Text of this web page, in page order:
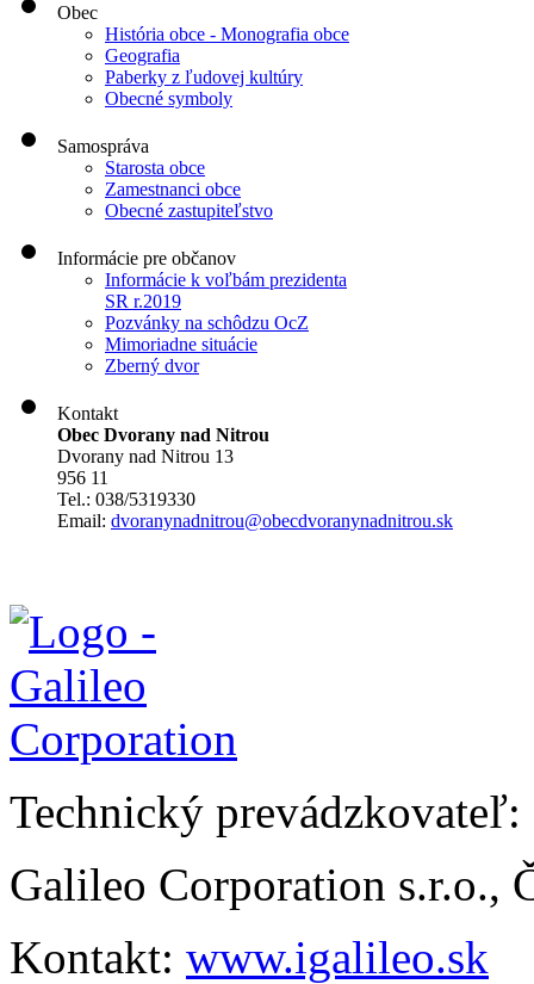
Obec
História obce - Monografia obce
Geografia
Paberky z ľudovej kultúry
Obecné symboly
Samospráva
Starosta obce
Zamestnanci obce
Obecné zastupiteľstvo
Informácie pre občanov
Informácie k voľbám prezidenta
SR r.2019
Pozvánky na schôdzu OcZ
Mimoriadne situácie
Zberný dvor
Kontakt
Obec Dvorany nad Nitrou
Dvorany nad Nitrou 13
956 11
Tel.: 038/5319330
Email: dvoranynadnitrou@obecdvoranynadnitrou.sk
Technický prevádzkovateľ:
Galileo Corporation s.r.o.,
Kontakt: www.igalileo.sk